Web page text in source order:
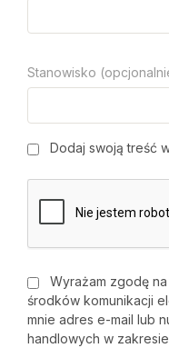
Stanowisko
Dodaj swoją treść
Wyrażam zgodę
środków komunikacji
mnie adres e-mail lub
handlowych w